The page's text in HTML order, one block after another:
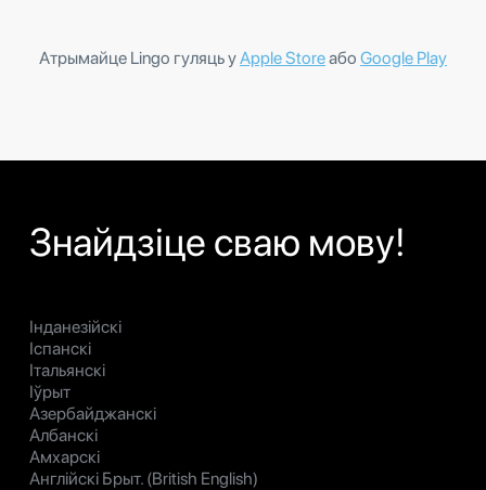
Атрымайце Lingo гуляць уApple Storeабо Google Play
Знайдзіце сваю мову!
Інданезійскі
Іспанскі
Італьянскі
Іўрыт
Азербайджанскі
Албанскі
Амхарскі
Англійскі Брыт. (British English)